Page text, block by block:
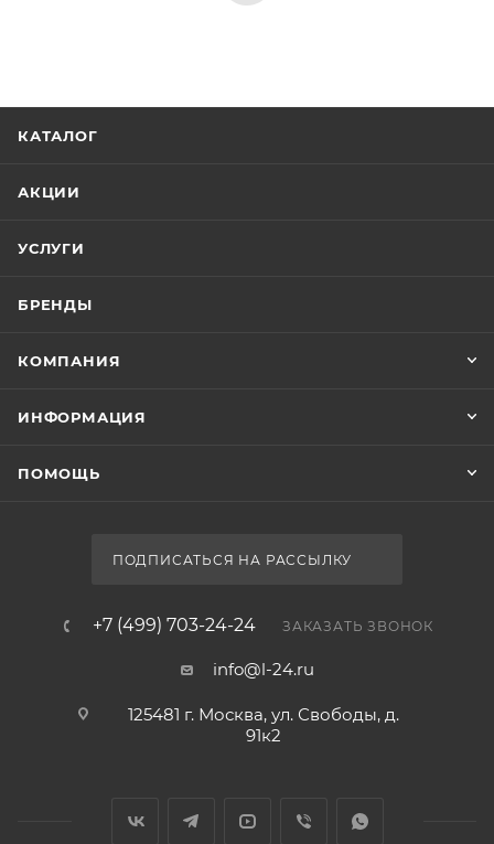
КАТАЛОГ
АКЦИИ
УСЛУГИ
БРЕНДЫ
КОМПАНИЯ
ИНФОРМАЦИЯ
ПОМОЩЬ
ПОДПИСАТЬСЯ НА РАССЫЛКУ
+7 (499) 703-24-24 ЗАКАЗАТЬ ЗВОНОК
info@l-24.ru
125481 г. Москва, ул. Свободы, д.
91к2